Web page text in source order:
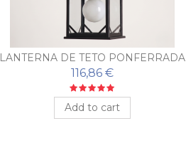
LANTERNA DE TETO PONFERRADA
116,86 €
Add to cart